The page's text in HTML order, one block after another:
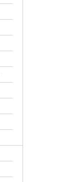
GHẾ GẤP G09-